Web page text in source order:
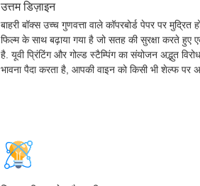
उत्तम डिज़ाइन
बाहरी बॉक्स उच्च गुणवत्ता वाले कॉपरबोर्ड पेपर पर
फिल्म के साथ बढ़ाया गया है जो सतह की सुरक्षा करते हुए
है. यूवी प्रिंटिंग और गोल्ड स्टैम्पिंग का संयोजन अद्भुत
भावना पैदा करता है, आपकी वाइन को किसी भी शेल्फ पर